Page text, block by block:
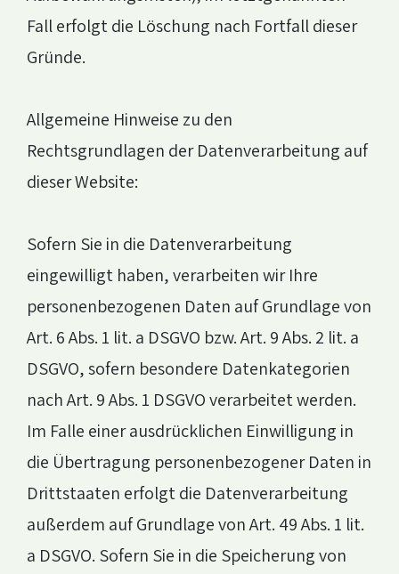
Fall erfolgt die Löschung nach Fortfall dieser
Gründe.
Allgemeine Hinweise zu den
Rechtsgrundlagen der Datenverarbeitung auf
dieser Website:
Sofern Sie in die Datenverarbeitung
eingewilligt haben, verarbeiten wir Ihre
personenbezogenen Daten auf Grundlage von
Art. 6 Abs. 1 lit. a DSGVO bzw. Art. 9 Abs. 2 lit. a
DSGVO, sofern besondere Datenkategorien
nach Art. 9 Abs. 1 DSGVO verarbeitet werden.
Im Falle einer ausdrücklichen Einwilligung in
die Übertragung personenbezogener Daten in
Drittstaaten erfolgt die Datenverarbeitung
außerdem auf Grundlage von Art. 49 Abs. 1 lit.
a DSGVO. Sofern Sie in die Speicherung von